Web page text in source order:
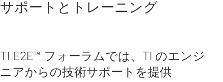
サポートとトレーニング
TI E2E™ フォーラムでは、TI のエンジ
ニアからの技術サポートを提供